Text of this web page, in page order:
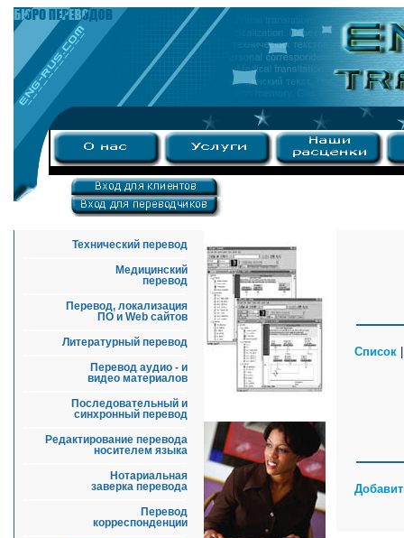
Технический перевод
Медицинский
перевод
Перевод, локализация
ПО и Web сайтов
Литературный перевод
Перевод аудио - и
видео материалов
Последовательный и
синхронный перевод
Редактирование перевода
носителем языка
Нотариальная
заверка перевода
Перевод
корреспонденции
Список